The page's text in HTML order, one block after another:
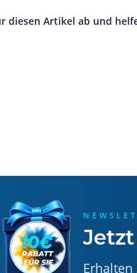
diesen Artikel ab und